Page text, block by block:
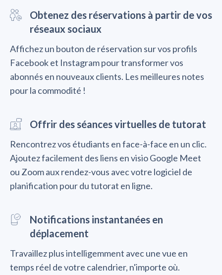
Obtenez des réservations à partir de vos
réseaux sociaux
Affichez un bouton de réservation sur vos profils
Facebook et Instagram pour transformer vos
abonnés en nouveaux clients. Les meilleures notes
pour la commodité !
Offrir des séances virtuelles de tutorat
Rencontrez vos étudiants en face-à-face en un clic.
Ajoutez facilement des liens en visio Google Meet
ou Zoom aux rendez-vous avec votre logiciel de
planification pour du tutorat en ligne.
Notifications instantanées en
déplacement
Travaillez plus intelligemment avec une vue en
temps réel de votre calendrier, n'importe où.